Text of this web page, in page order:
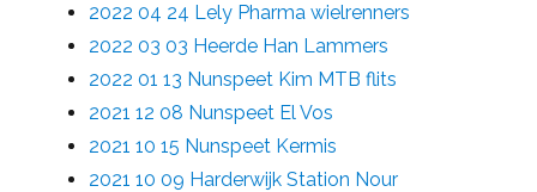
2022 04 24 Lely Pharma wielrenners
2022 03 03 Heerde Han Lammers
2022 01 13 Nunspeet Kim MTB flits
2021 12 08 Nunspeet El Vos
2021 10 15 Nunspeet Kermis
2021 10 09 Harderwijk Station Nour